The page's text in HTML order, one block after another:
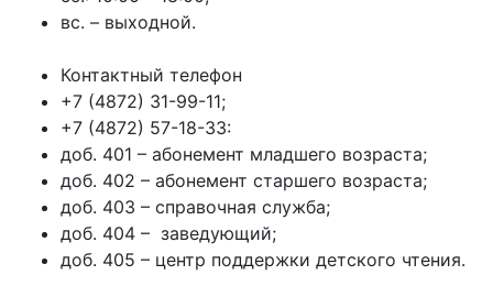
вс. – выходной.
Контактный телефон
+7 (4872) 31-99-11;
+7 (4872) 57-18-33:
доб. 401 – абонемент младшего возраста;
доб. 402 – абонемент старшего возраста;
доб. 403 – справочная служба;
доб. 404 – заведующий;
доб. 405 – центр поддержки детского чтения.